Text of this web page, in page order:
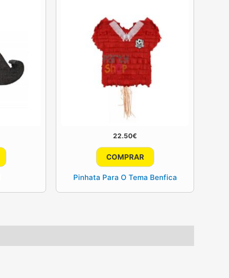
22.50€
COMPRAR
Pinhata Para O Tema Benfica